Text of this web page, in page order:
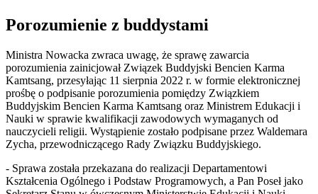
Porozumienie z buddystami
Ministra Nowacka zwraca uwagę, że sprawę zawarcia
porozumienia zainicjował Związek Buddyjski Bencien Karma
Kamtsang, przesyłając 11 sierpnia 2022 r. w formie elektronicznej
prośbę o podpisanie porozumienia pomiędzy Związkiem
Buddyjskim Bencien Karma Kamtsang oraz Ministrem Edukacji i
Nauki w sprawie kwalifikacji zawodowych wymaganych od
nauczycieli religii. Wystąpienie zostało podpisane przez Waldemara
Zycha, przewodniczącego Rady Związku Buddyjskiego.
- Sprawa została przekazana do realizacji Departamentowi
Kształcenia Ogólnego i Podstaw Programowych, a Pan Poseł jako